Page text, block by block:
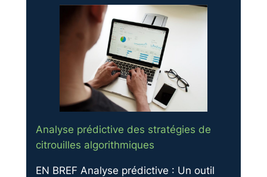
Analyse prédictive des stratégies de
citrouilles algorithmiques
EN BREF Analyse prédictive : Un outil